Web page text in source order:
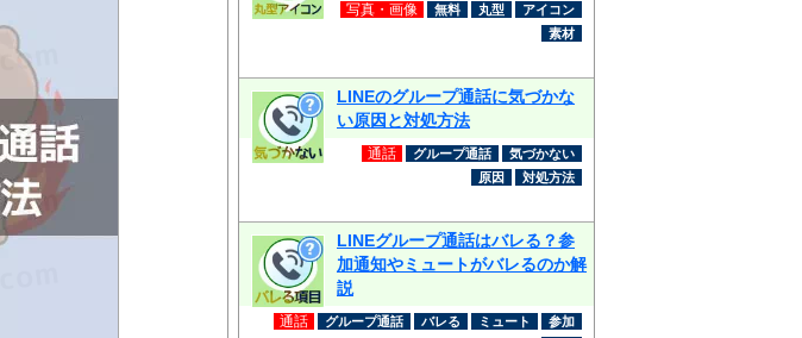
写真・画像 無料 丸型
アイコン
素材
LINEのグループ通話に気づかな
い原因と対処方法
通話 グループ通話
気づかない
原因
対処方法
LINEグループ通話はバレる？参
加通知やミュートがバレるのか解
説
通話 グループ通話 バレる ミュート
参加